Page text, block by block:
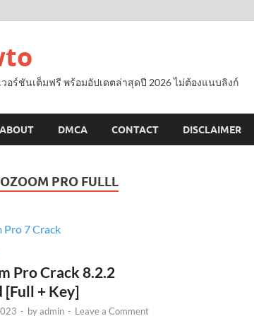
อร์ชันเต็มฟรี พร้อมอัปเดตล่าสุดปี 2026 ไม่ต้องแนบลิงก์
ABOUT DMCA CONTACT DISCLAIMER
PRO FULLL
Pro Crack 8.2.2
+ Key]
- byadmin - Leave a Comment